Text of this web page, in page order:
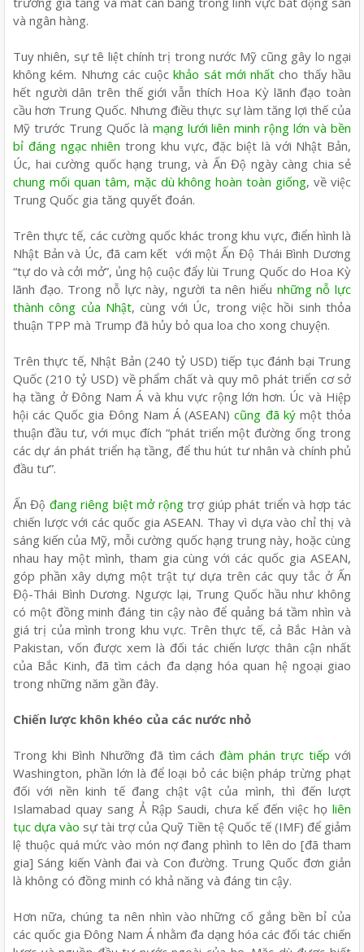
và ngân hàng.
Tuy nhiên, sự tê liệt chính trị trong nước Mỹ cũng gây lo ngại
không kém. Nhưng các cuộckhảo sát mới nhất cho thấy hầu
hết người dân trên thế giới vẫn thích Hoa Kỳ lãnh đạo toàn
cầu hơn Trung Quốc. Nhưng điều thực sự làm tăng lợi thế của
Mỹ trước Trung Quốc là mạng lưới liên minh rộng lớn và bền
bỉ đáng ngạc nhiên trong khu vực, đặc biệt là với Nhật Bản,
Úc, hai cường quốc hạng trung, và Ấn Độ ngày càng chia sẻ
chung mối quan tâm, mặc dù không hoàn toàn giống, về việc
Trung Quốc gia tăng quyết đoán.
Trên thực tế, các cường quốc khác trong khu vực, điển hình là
Nhật Bản và Úc, đã cam kết với một Ấn Độ Thái Bình Dương
“tự do và cởi mở”, ủng hộ cuộc đẩy lùi Trung Quốc do Hoa Kỳ
lãnh đạo. Trong nỗ lực này, người ta nên hiểu những nỗ lực
thành công của Nhật, cùng với Úc, trong việc hồi sinh thỏa
thuận TPP mà Trump đã hủy bỏ qua loa cho xong chuyện.
Trên thực tế, Nhật Bản (240 tỷ USD) tiếp tục đánh bại Trung
Quốc (210 tỷ USD) về phẩm chất và quy mô phát triển cơ sở
hạ tầng ở Đông Nam Á và khu vực rộng lớn hơn. Úc và Hiệp
hội các Quốc gia Đông Nam Á (ASEAN)cũng đã kýmột thỏa
thuận đầu tư, với mục đích “phát triển một đường ống trong
các dự án phát triển hạ tầng, để thu hút tư nhân và chính phủ
đầu tư”.
Ấn Độ đang riêng biệt mở rộngtrợ giúp phát triển và hợp tác
chiến lược với các quốc gia ASEAN. Thay vì dựa vào chỉ thị và
sáng kiến của Mỹ, mỗi cường quốc hạng trung này, hoặc cùng
nhau hay một mình, tham gia cùng với các quốc gia ASEAN,
góp phần xây dựng một trật tự dựa trên các quy tắc ở Ấn
Độ-Thái Bình Dương. Ngược lại, Trung Quốc hầu như không
có một đồng minh đáng tin cậy nào để quảng bá tầm nhìn và
giá trị của mình trong khu vực. Trên thực tế, cả Bắc Hàn và
Pakistan, vốn được xem là đối tác chiến lược thân cận nhất
của Bắc Kinh, đã tìm cách đa dạng hóa quan hệ ngoại giao
trong những năm gần đây.
Chiến lược khôn khéo của các nước nhỏ
Trong khi Bình Nhưỡng đã tìm cáchđàm phán trực tiếp với
Washington, phần lớn là để loại bỏ các biện pháp trừng phạt
đối với nền kinh tế đang chật vật của mình, thì đến lượt
Islamabad quay sang Ả Rập Saudi, chưa kể đến việc họ liên
tục dựa vào sự tài trợ của Quỹ Tiền tệ Quốc tế (IMF) để giảm
lệ thuộc quá mức vào món nợ đang phình to lên do [đã tham
gia] Sáng kiến Vành đai và Con đường. Trung Quốc đơn giản
là không có đồng minh có khả năng và đáng tin cậy.
Hơn nữa, chúng ta nên nhìn vào những cố gắng bền bỉ của
các quốc gia Đông Nam Á nhằm đa dạng hóa các đối tác chiến